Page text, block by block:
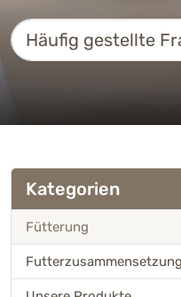
Häufig gestellte Fragen
Kategorien
Fütterung
Futterzusammensetzung